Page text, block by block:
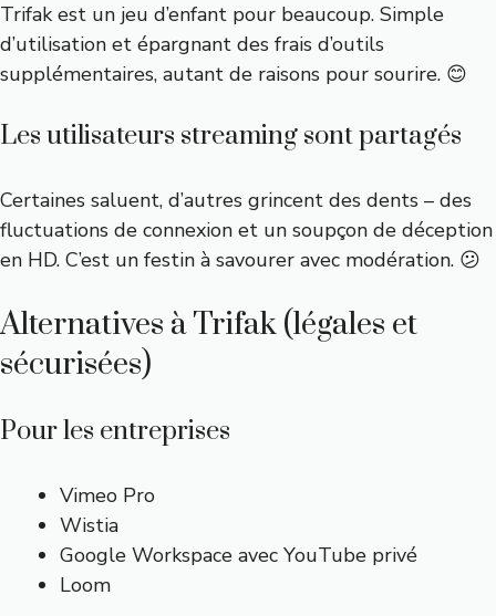
Trifak est un jeu d’enfant pour beaucoup. Simple
d’utilisation et épargnant des frais d’outils
supplémentaires, autant de raisons pour sourire. 😊
Les utilisateurs streaming sont partagés
Certaines saluent, d’autres grincent des dents – des
fluctuations de connexion et un soupçon de déception
en HD. C’est un festin à savourer avec modération. 😕
Alternatives à Trifak (légales et
sécurisées)
Pour les entreprises
Vimeo Pro
Wistia
Google Workspace avec YouTube privé
Loom